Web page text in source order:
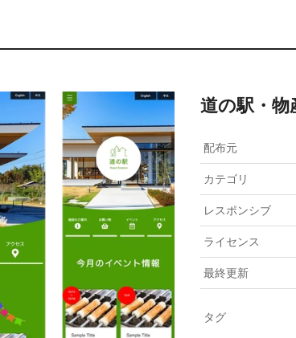
道の駅・
配布元
カテゴリ
レスポンシブ
ライセンス
最終更新
タグ